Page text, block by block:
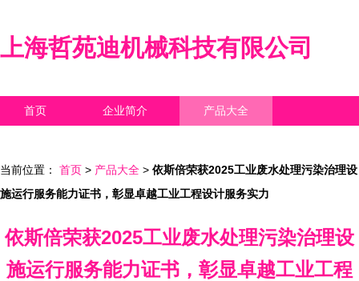
上海哲苑迪机械科技有限公司
首页 企业简介 产品大全
当前位置： 首页 > 产品大全 > 依斯倍荣获2025工业废水处理污染治理设
施运行服务能力证书，彰显卓越工业工程设计服务实力
依斯倍荣获2025工业废水处理污染治理设
施运行服务能力证书，彰显卓越工业工程